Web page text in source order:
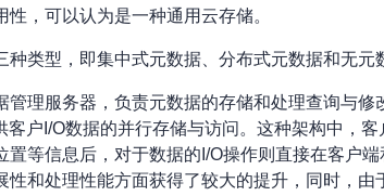
，可以认为是一种通用云存储。
类型，即集中式元数据、分布式元数据和无元
理服务器，负责元数据的存储和处理查询与修
户I/O数据的并行存储与访问。这种架构中，
等信息后，对于数据的I/O操作则直接在客户
和处理性能方面获得了较大的提升，同时，由